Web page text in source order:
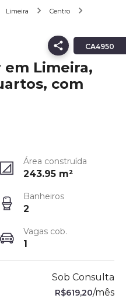
Limeira
Centro
CA4950
em Limeira,
com
Área construída
243.95 m²
Banheiros
2
Vagas cob.
1
Sob Consulta
R$619,20/mês